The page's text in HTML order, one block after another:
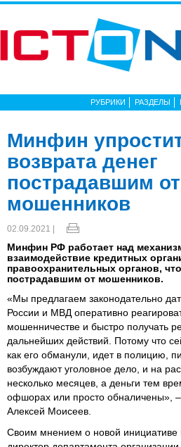
РУБРИКИ РАЗДЕЛЫ
Минфин
возврата денег
пострадавшим от
мошенников
02.09.2021 |
Минфин РФ работает над
взаимодействие кредитных
правоохранительных органов,
пострадавшим от мошенников.
«Мы предлагаем законодательно
России и МВД оперативно
мошенничестве и быстро получать
дальнейших действий. Потому что
как его обманули, идет в полицию,
возбуждают уголовное дело, и на
несколько месяцев, а деньги тем
офшорах или просто обналичены», –
Алексей Моисеев.
Своим мнением о новой